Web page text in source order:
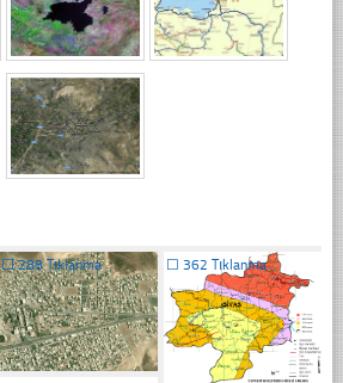
☐288 Tıklanma ☐ 362 Tıklanma